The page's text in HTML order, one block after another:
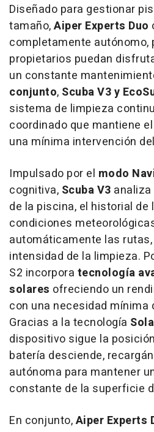
Diseñado para gestionar
tamaño,Aiper Experts Duo
completamente autónomo,
propietarios puedan
un constante
conjunto, Scuba V3 y
sistema de limpieza
coordinado que mantiene
una mínima intervención
Impulsado por el modo
cognitiva, Scuba V3
de la piscina, el historial
condiciones
automáticamente las
intensidad de la limpieza.
S2 incorpora tecnología
solares ofreciendo un
con una necesidad mínima
Gracias a la tecnología
dispositivo sigue la
batería desciende,
autónoma para mantener
constante de la superficie
En conjunto,Aiper Experts